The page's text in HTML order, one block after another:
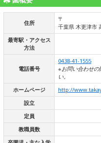
住所
〒
千葉県 木更津市
最寄駅・アクセス
方法
電話番号
0438-41-1555
※お問い合わせの
い。
ホームページ
http://
設立
定員
教職員数